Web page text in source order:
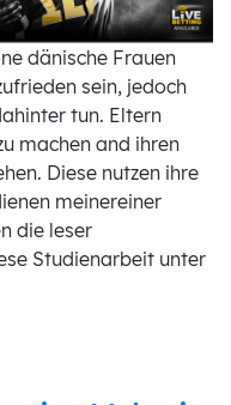
dänische Frauen
sein, jedoch
tun. Eltern
machen and ihren
Diese nutzen ihre
meinereiner
die leser
Studienarbeit unter